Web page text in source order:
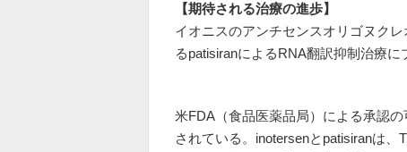
【期待される治療の進歩】
イオニスのアンチセンスオリゴヌク
るpatisiranによるRNA翻訳抑制治療に
米FDA（食品医薬品局）による承認
されている。inotersenとpatisiranは